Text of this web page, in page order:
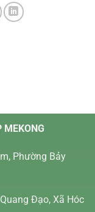
MEKONG
Phường Bảy
Đạo, Xã Hóc